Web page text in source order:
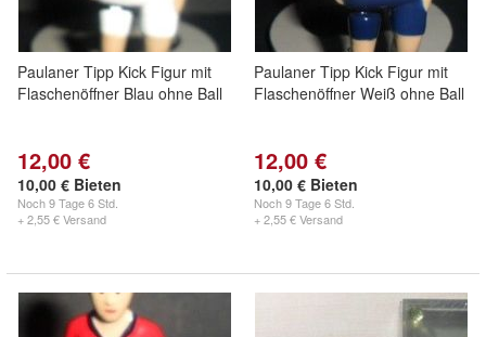
Paulaner Tipp Kick Figur mit
Flaschenöffner Blau ohne Ball
12,00 €
10,00 € Bieten
Noch9 Tage 6 Std.
+ 2,55 € Versand
Paulaner Tipp Kick Figur mit
Flaschenöffner Weiß ohne Ball
12,00 €
10,00 € Bieten
Noch9 Tage 6 Std.
+ 2,55 € Versand